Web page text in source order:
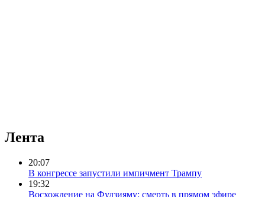
Лента
20:07
В конгрессе запустили импичмент Трампу
19:32
Восхождение на Фудзияму: смерть в прямом эфире